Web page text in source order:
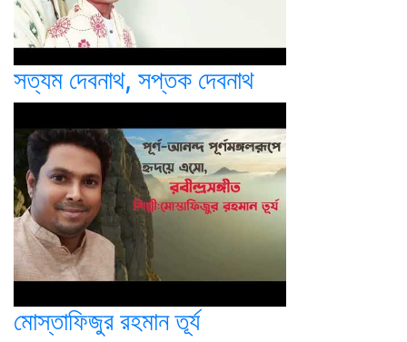
সত্যম দেবনাথ, সপ্তক দেবনাথ
মোস্তাফিজুর রহমান তূর্য